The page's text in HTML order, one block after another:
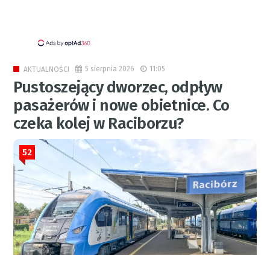
AKTUALNOŚCI 5 sierpnia 2026 11:05
Pustoszejący dworzec, odpływ
pasażerów i nowe obietnice. Co
czeka kolej w Raciborzu?
52